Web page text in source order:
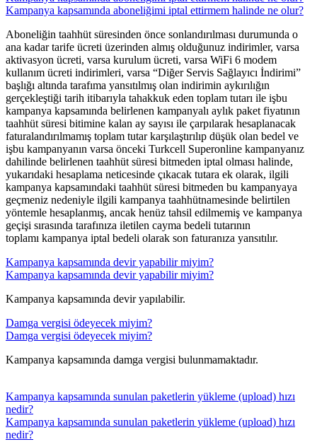
Kampanya kapsamında aboneliğimi iptal ettirmem halinde ne olur?
Aboneliğin taahhüt süresinden önce sonlandırılması durumunda o
ana kadar tarife ücreti üzerinden almış olduğunuz indirimler, varsa
aktivasyon ücreti, varsa kurulum ücreti, varsa WiFi 6 modem
kullanım ücreti indirimleri, varsa “Diğer Servis Sağlayıcı İndirimi”
başlığı altında tarafıma yansıtılmış olan indirimin aykırılığın
gerçekleştiği tarih itibarıyla tahakkuk eden toplam tutarı ile işbu
kampanya kapsamında belirlenen kampanyalı aylık paket fiyatının
taahhüt süresi bitimine kalan ay sayısı ile çarpılarak hesaplanacak
faturalandırılmamış toplam tutar karşılaştırılıp düşük olan bedel ve
işbu kampanyanın varsa önceki Turkcell Superonline kampanyanız
dahilinde belirlenen taahhüt süresi bitmeden iptal olması halinde,
yukarıdaki hesaplama neticesinde çıkacak tutara ek olarak, ilgili
kampanya kapsamındaki taahhüt süresi bitmeden bu kampanyaya
geçmeniz nedeniyle ilgili kampanya taahhütnamesinde belirtilen
yöntemle hesaplanmış, ancak henüz tahsil edilmemiş ve kampanya
geçişi sırasında tarafınıza iletilen cayma bedeli tutarının
toplamı kampanya iptal bedeli olarak son faturanıza yansıtılır.​​
​Kampanya kapsamında devir yapabilir miyim?
​Kampanya kapsamında devir yapabilir miyim?
Kampanya kapsamında devir yapılabilir.​​
Damga vergisi ödeyecek miyim?
Damga vergisi ödeyecek miyim?
Kampanya kapsamında damga vergisi bulunmamaktadır.
Kampanya kapsamında sunulan paketlerin yükleme (upload) hızı
nedir?
Kampanya kapsamında sunulan paketlerin yükleme (upload) hızı
nedir?